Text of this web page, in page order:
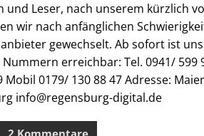
und Leser, nach unserem kürzlich
wir nach anfänglichen
gewechselt. Ab sofort ist
erreichbar: Tel. 0941/ 599
Mobil 0179/ 130 88 47 Adresse:
info@regensburg-digital.de
2 Kommentare